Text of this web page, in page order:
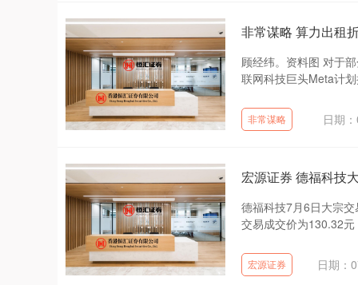
非常谋略 算力出租
顾经纬。资料图 对于
联网科技巨头Meta计
非常谋略 日期
宏源证券 德福科技
德福科技7月6日大宗
交易成交价为130.32
宏源证券 日期：